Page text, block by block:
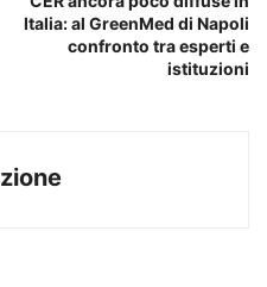
Italia: al GreenMed di Napoli
confronto tra esperti e
istituzioni